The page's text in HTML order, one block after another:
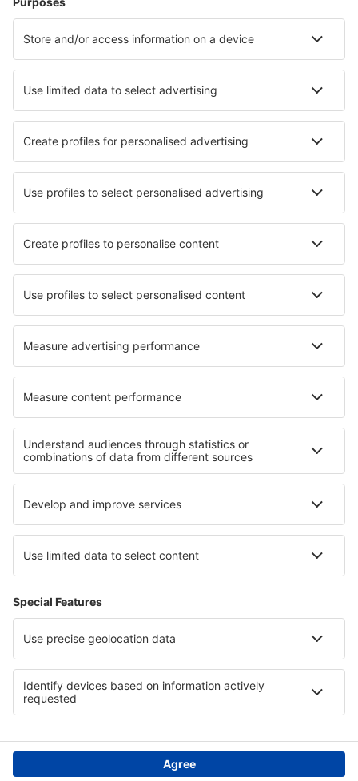
Hotels in Frejus Hotels in Cannes
Hotels in Saint-Cyprien Plage Hotels in Le Barcares
Hotels in Bretignolles-sur-Mer
Die besten Hotels - Städte
Hotels in Tumala Hotels in Áyios Pandeleḯmon
Hotels in Balâtre Hotels in La Pinilla Hotels in Chacim
Hotels in Breguzzo Hotels Obercunnersdorf
Hotels in Brabrand
Die besten Hotels - Regionen
Hotels in Picardie Hotels in Burgund
Hotels in Midi-Pyrenees Hotels in Meribel-les-Allues
Hotels in Provence-Alpes-Côte d’Azur Hotels in Minnesota
Hotels in Nationalpark Dzūkija
Hotels in Indian Ocean Hotels in Basque Country